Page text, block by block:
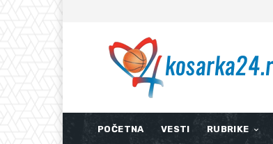
POČETNA VESTI RUBRIKE